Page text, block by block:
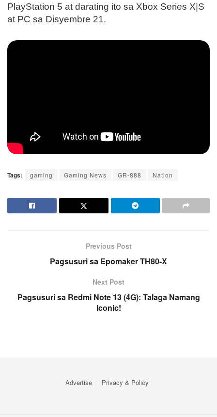
PlayStation 5 at darating ito sa Xbox Series X|S
at PC sa Disyembre 21.
Tags: gaming Gaming News GR-888 Nation
Previous Post
Pagsusuri sa Epomaker TH80-X
Next Post
Pagsusuri sa Redmi Note 13 (4G): Talaga Namang
Iconic!
Advertise Privacy & Policy